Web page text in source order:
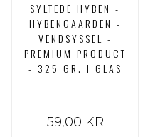
SYLTEDE HYBEN -
HYBENGAARDEN -
VENDSYSSEL -
PREMIUM PRODUCT
- 325 GR. I GLAS
59,00 KR